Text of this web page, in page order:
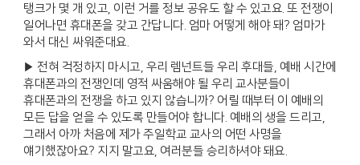
탱크가 몇 개 있고, 이런 거를 정보 공유도 할 수 있고요. 또 전쟁이
일어나면 휴대폰을 갖고 간답니다. 엄마 어떻게 해야 돼? 엄마가
와서 대신 싸워준대요.
▶ 전혀 걱정하지 마시고, 우리 렘넌트들 우리 후대들, 예배 시간에
휴대폰과의 전쟁인데 영적 싸움해야 될 우리 교사분들이
휴대폰과의 전쟁을 하고 있지 않습니까? 어릴 때부터 이 예배의
모든 답을 얻을 수 있도록 만들어야 합니다. 예배의 생을 드리고,
그래서 아까 처음에 제가 주일학교 교사의 어떤 사명을
얘기했잖아요? 지지 말고요, 여러분들 승리하셔야 돼요.